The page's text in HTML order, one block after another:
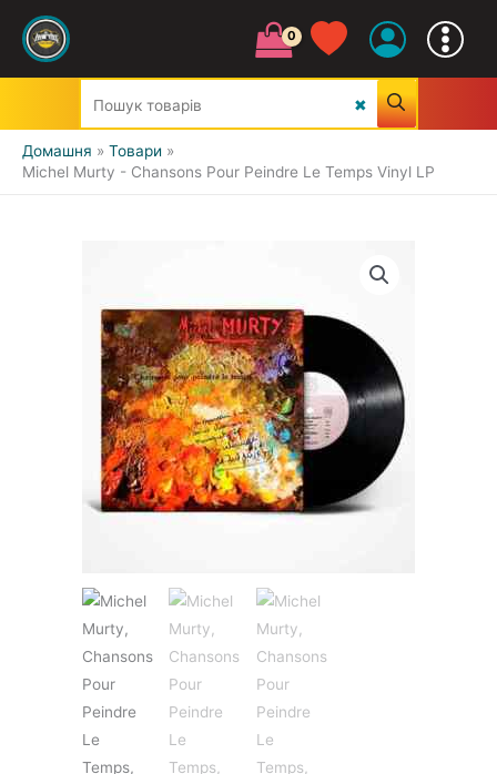
Домашня
Товари
Michel Murty - Chansons Pour Peindre Le Temps Vinyl LP
CLASSIC
POP